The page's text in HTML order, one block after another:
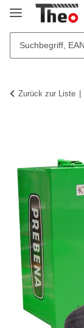
Zurück zur Liste